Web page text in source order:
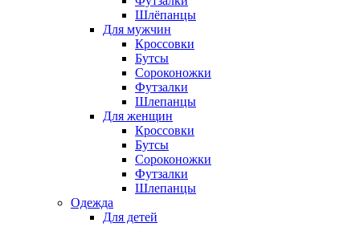
Шлёпанцы
Для мужчин
Кроссовки
Бутсы
Сороконожки
Футзалки
Шлепанцы
Для женщин
Кроссовки
Бутсы
Сороконожки
Футзалки
Шлепанцы
Одежда
Для детей